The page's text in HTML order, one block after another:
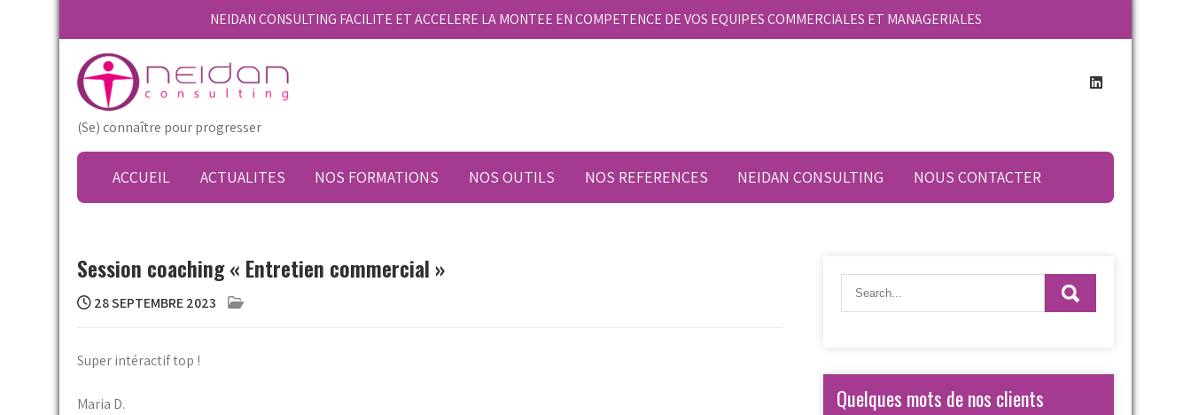
NEIDAN CONSULTING FACILITE ET ACCELERE LA MONTEE EN COMPETENCE DE VOS EQUIPES COMMERCIALES ET MANAGERIALES
(Se) connaître pour progresser
ACCUEIL ACTUALITES NOS FORMATIONS NOS OUTILS NOS REFERENCES NEIDAN CONSULTING NOUS CONTACTER
Session coaching « Entretien commercial »
28 SEPTEMBRE 2023
Super intéractif top !
Maria D.
Quelques mots de nos clients